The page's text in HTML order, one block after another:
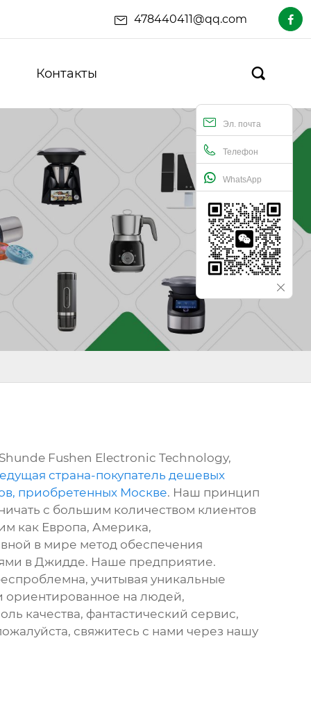
478440411@qq.com 
Контакты 
Эл. почта
Телефон
WhatsApp
Fushen Electronic Technology,
страна-покупатель дешевых
приобретенных Москве. Наш принцип
с большим количеством клиентов
как Европа, Америка,
в мире метод обеспечения
в Джидде. Наше предприятие.
учитывая уникальные
ориентированное на людей,
качества, фантастический сервис,
свяжитесь с нами через нашу